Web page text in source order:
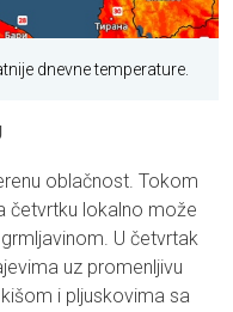
dnevne temperature.
oblačnost. Tokom
četvrtku lokalno može
U četvrtak
uz promenljivu
i pljuskovima sa